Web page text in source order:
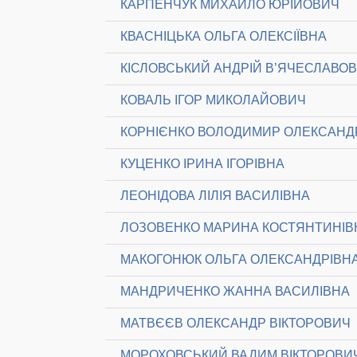
КАРПЕНЧУК МИХАЙЛО ЮРІЙОВИЧ
КВАСНІЦЬКА ОЛЬГА ОЛЕКСІЇВНА
КІСЛОВСЬКИЙ АНДРІЙ
КОВАЛЬ ІГОР МИКОЛАЙОВИЧ
КОРНІЄНКО ВОЛОДИМИР
КУЦЕНКО ІРИНА ІГОРІВНА
ЛЕОНІДОВА ЛІЛІЯ ВАСИЛІВНА
ЛОЗОВЕНКО МАРИНА
МАКОГОНЮК ОЛЬГА
МАНДРИЧЕНКО ЖАННА ВАСИЛІВНА
МАТВЄЄВ ОЛЕКСАНДР ВІКТОРОВИЧ